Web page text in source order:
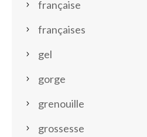
française
françaises
gel
gorge
grenouille
grossesse